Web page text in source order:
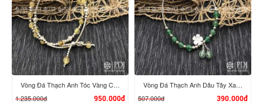
XEM CHI TIẾT XEM CHI TIẾT
Vòng Đá Thạch Anh Tóc Vàng Charm Bạc
1.235.000đ
950.000đ
Vòng Đá Thạch Anh Dâu Tây Xanh Charm Bạc Hoa
507.000đ
390.000đ